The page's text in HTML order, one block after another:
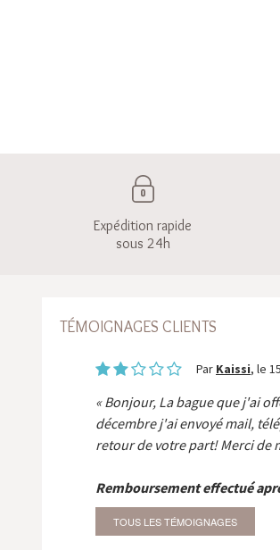
Expédition rapide
sous 24h
TÉMOIGNAGES CLIENTS
Par Kaissi, le
Bonjour, La bague que j'ai
décembre j'ai envoyé mail,
retour de votre part! Merci de
Remboursement effectué
TOUS LES TÉMOIGNAGES